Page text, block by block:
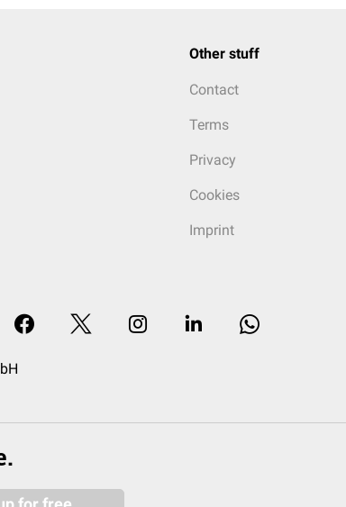
Other stuff
Contact
Terms
Privacy
Cookies
Imprint